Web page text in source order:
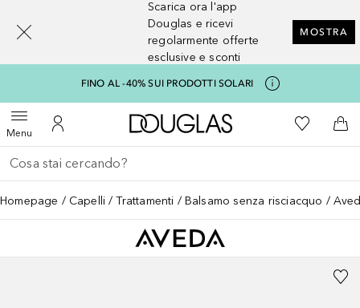
Scarica ora l'app
Douglas e ricevi
regolarmente offerte
esclusive e sconti
MOSTRA
FINO AL -40% SUI PRODOTTI SOLARI
MenuApri menuAl Mio Account
A Douglas HomeAlla Mia
Al
Torna indietro
Esegui ricerca
Homepage Capelli Trattamenti Balsamo senza risciacquo
[navigation.slideout.screenreader]